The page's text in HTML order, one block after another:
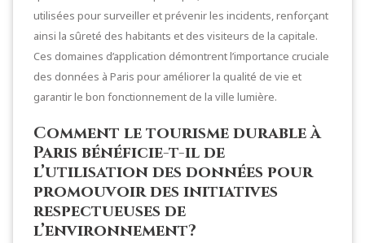
utilisées pour surveiller et prévenir les incidents, renforçant
ainsi la sûreté des habitants et des visiteurs de la capitale.
Ces domaines d’application démontrent l’importance cruciale
des données à Paris pour améliorer la qualité de vie et
garantir le bon fonctionnement de la ville lumière.
Comment le tourisme durable à
Paris bénéficie-t-il de
l’utilisation des données pour
promouvoir des initiatives
respectueuses de
l’environnement?